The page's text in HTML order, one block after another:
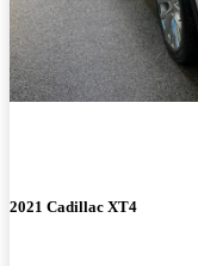
2021 Cadillac XT4